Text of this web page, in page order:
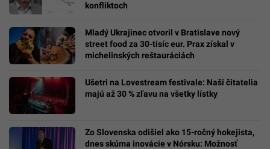
konfliktoch
Mladý Ukrajinec otvoril v Bratislave nový
street food za 30-tisíc eur. Prax získal v
michelinských reštauráciách
Ušetri na Lovestream festivale: Naši čitatelia
majú až 30 % zľavu na všetky lístky
Zo Slovenska odišiel ako 15-ročný hokejista,
dnes skúma inovácie v Nórsku: Možnosť